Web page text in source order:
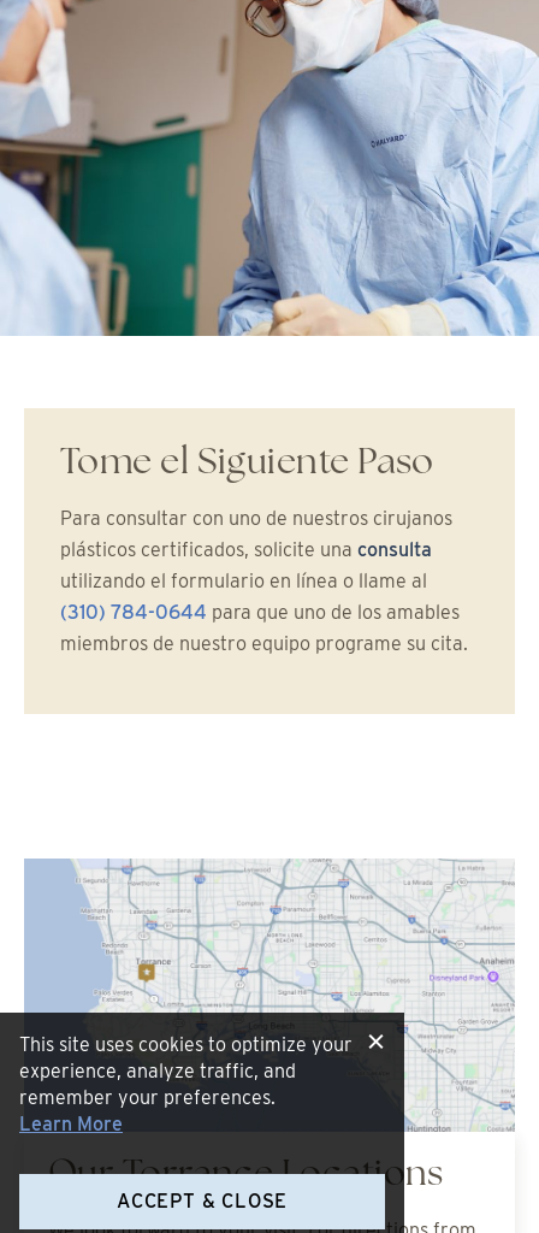
Tome el Siguiente Paso
Para consultar con uno de nuestros cirujanos
plásticos certificados, solicite una consulta
utilizando el formulario en línea o llame al
(310) 784-0644 para que uno de los amables
miembros de nuestro equipo programe su cita.
Our Torrance Locations
This site uses cookies to optimize your
experience, analyze traffic, and
remember your preferences.
Learn More
ACCEPT & CLOSE